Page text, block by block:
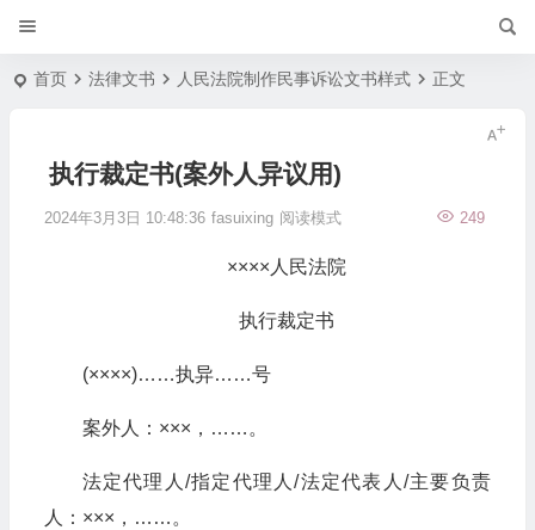
首页 法律文书 人民法院制作民事诉讼文书样式 正文
执行裁定书(案外人异议用)
2024年3月3日 10:48:36 fasuixing 249
阅读模式
××××人民法院
执行裁定书
(××××)……执异……号
案外人：×××，……。
法定代理人/指定代理人/法定代表人/主要负责
人：×××，……。